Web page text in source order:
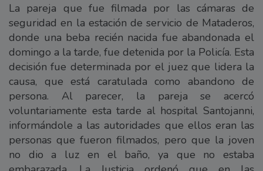
La pareja que fue filmada por las cámaras de
seguridad en la estación de servicio de Mataderos,
donde una beba recién nacida fue abandonada el
domingo a la tarde, fue detenida por la Policía. Esta
decisión fue determinada por el juez que lidera la
causa, que está caratulada como abandono de
persona. Al parecer, la pareja se acercó
voluntariamente esta tarde al hospital Santojanni,
informándole a las autoridades que ellos eran las
personas que fueron filmados, pero que la joven
no dio a luz en el baño, ya que no estaba